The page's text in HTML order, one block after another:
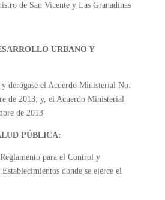
de San Vicente y Las Granadinas
URBANO Y
derógase el Acuerdo Ministerial No.
de 2013; y, el Acuerdo Ministerial
de 2013
PÚBLICA:
para el Control y
donde se ejerce el